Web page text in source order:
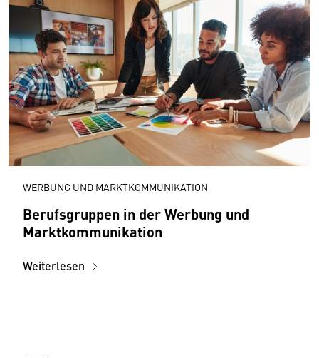
WERBUNG UND MARKTKOMMUNIKATION
Berufsgruppen in der Werbung und
Marktkommunikation
Weiterlesen